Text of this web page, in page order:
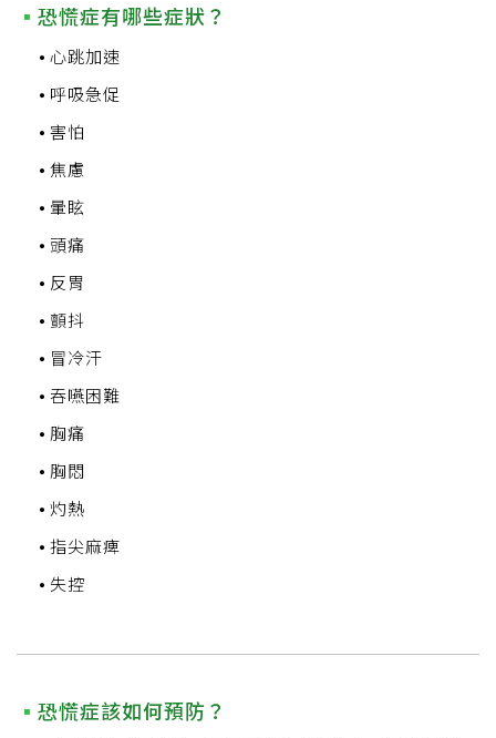
恐慌症有哪些症狀？
心跳加速
呼吸急促
害怕
焦慮
暈眩
頭痛
反胃
顫抖
冒冷汗
吞嚥困難
胸痛
胸悶
灼熱
指尖麻痺
失控
恐慌症該如何預防？